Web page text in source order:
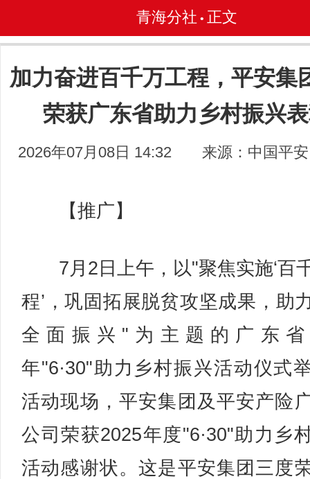
青海分社 • 正文
加力奋进百千万工程，平安集
荣获广东省助力乡村振兴
2026年07月08日 14:32 来源：中国平安
【推广】
7月2日上午，以"聚焦实施‘百
程’，巩固拓展脱贫攻坚成果，助
全面振兴"为主题的广东省
年"6·30"助力乡村振兴活动仪式
活动现场，平安集团及平安产险
公司荣获2025年度"6·30"助力乡
活动感谢状。这是平安集团三度